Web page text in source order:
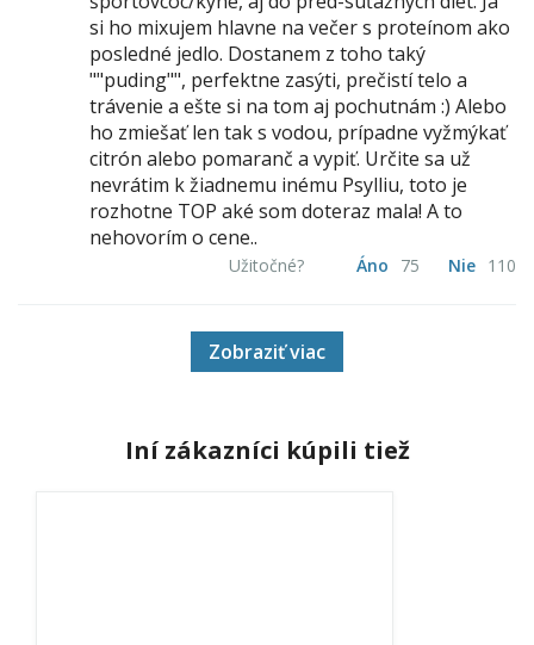
si ho mixujem hlavne na večer s proteínom ako
posledné jedlo. Dostanem z toho taký
""puding"", perfektne zasýti, prečistí telo a
trávenie a ešte si na tom aj pochutnám :) Alebo
ho zmiešať len tak s vodou, prípadne vyžmýkať
citrón alebo pomaranč a vypiť. Určite sa už
nevrátim k žiadnemu inému Psylliu, toto je
rozhotne TOP aké som doteraz mala! A to
nehovorím o cene..
Užitočné? Áno 75 Nie 110
Zobraziť viac
Iní zákazníci kúpili tiež